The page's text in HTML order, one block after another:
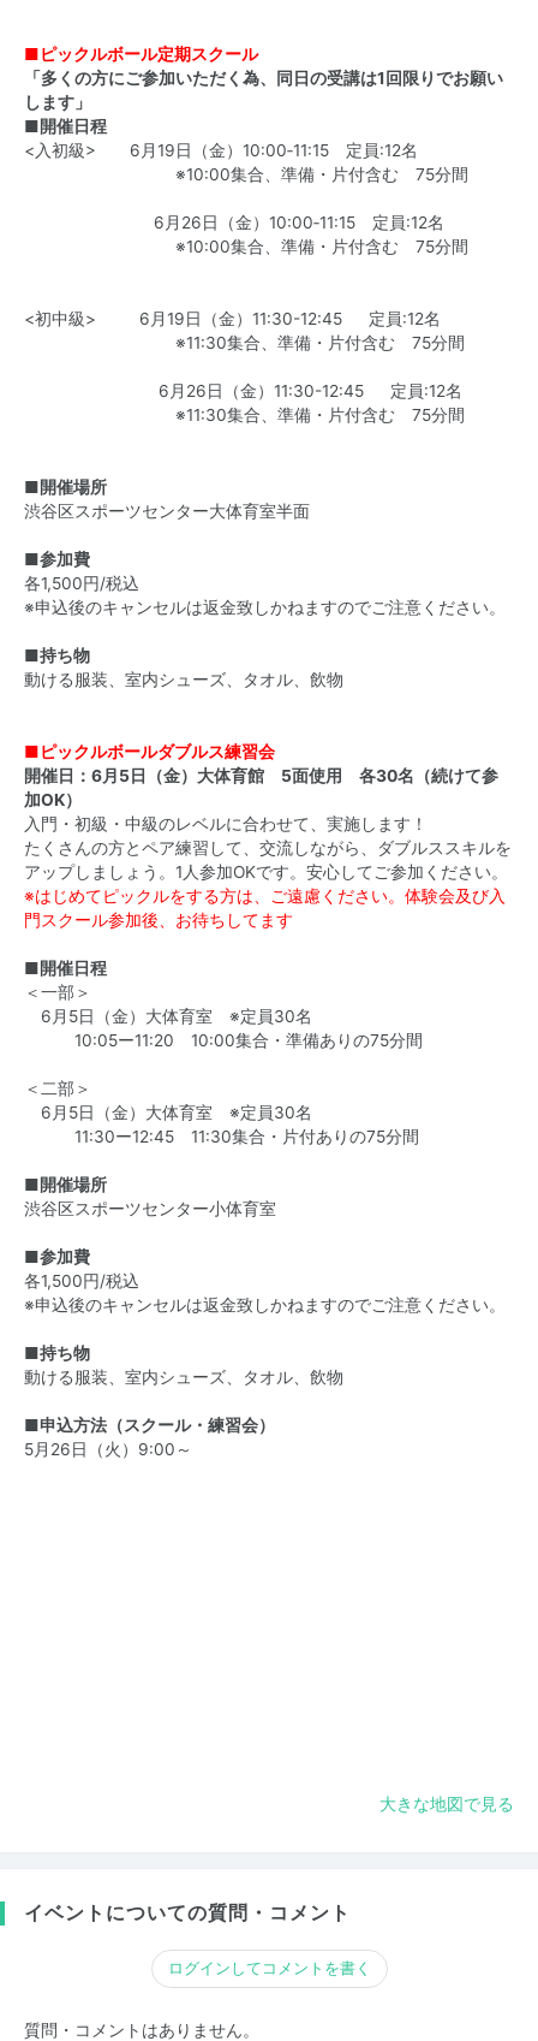
■ピックルボール定期スクール
「多くの方にご参加いただく為、同日の受講は1回限りでお願い
します」
■開催日程
<入初級> 6月19日（金）10:00‐11:15 定員:12名
※10:00集合、準備・片付含む 75分間
6月26日（金）10:00‐11:15 定員:12名
※10:00集合、準備・片付含む 75分間
<初中級> 6月19日（金）11:30-12:45 定員:12名
※11:30集合、準備・片付含む 75分間
6月26日（金）11:30-12:45 定員:12名
※11:30集合、準備・片付含む 75分間
■開催場所
渋谷区スポーツセンター大体育室半面
■参加費
各1,500円/税込
※申込後のキャンセルは返金致しかねますのでご注意ください。
■持ち物
動ける服装、室内シューズ、タオル、飲物
■ピックルボールダブルス練習会
開催日：6月5日（金）大体育館 5面使用 各30名（続けて参
加OK）
入門・初級・中級のレベルに合わせて、実施します！
たくさんの方とペア練習して、交流しながら、ダブルススキルを
アップしましょう。1人参加OKです。安心してご参加ください。
※はじめてピックルをする方は、ご遠慮ください。体験会及び入
門スクール参加後、お待ちしてます
■開催日程
＜一部＞
6月5日（金）大体育室 ※定員30名
10:05ー11:20 10:00集合・準備ありの75分間
＜二部＞
6月5日（金）大体育室 ※定員30名
11:30ー12:45 11:30集合・片付ありの75分間
■開催場所
渋谷区スポーツセンター小体育室
■参加費
各1,500円/税込
※申込後のキャンセルは返金致しかねますのでご注意ください。
■持ち物
動ける服装、室内シューズ、タオル、飲物
■申込方法（スクール・練習会）
5月26日（火）9:00～
大きな地図で見る
イベントについての質問・コメント
ログインしてコメントを書く
質問・コメントはありません。